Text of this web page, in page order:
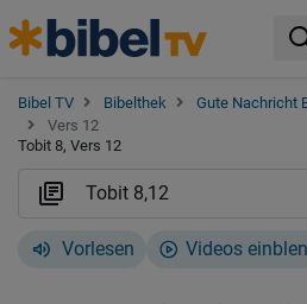
Bibel TV Bibelthek Gute Nachricht
Vers 12
Tobit 8, Vers 12
Vorlesen Videos